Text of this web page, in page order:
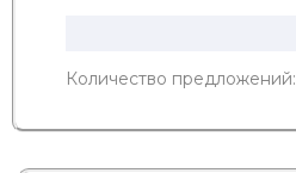
Количество предложений: